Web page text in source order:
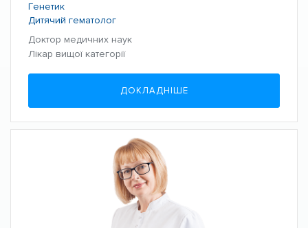
Генетик
Дитячий гематолог
Доктор медичних наук
Лікар вищої категорії
ДОКЛАДНІШЕ